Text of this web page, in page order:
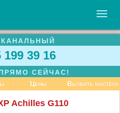
199 39 16
СЕЙЧАС!
Цены Вызвать мастера
Achilles G110